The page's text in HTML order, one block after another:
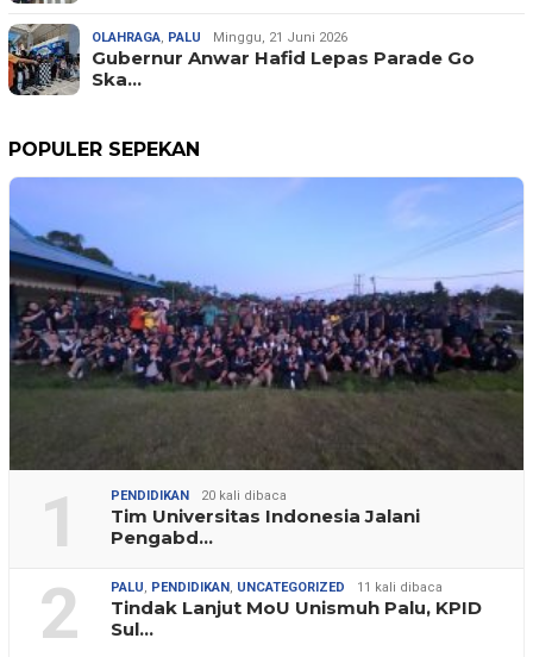
OLAHRAGA, PALU Minggu, 21 Juni 2026
Gubernur Anwar Hafid Lepas Parade Go
Ska…
POPULER SEPEKAN
1 PENDIDIKAN 20 kali dibaca
Tim Universitas Indonesia Jalani
Pengabd…
2 PALU, PENDIDIKAN, UNCATEGORIZED 11 kali dibaca
Tindak Lanjut MoU Unismuh Palu, KPID
Sul…